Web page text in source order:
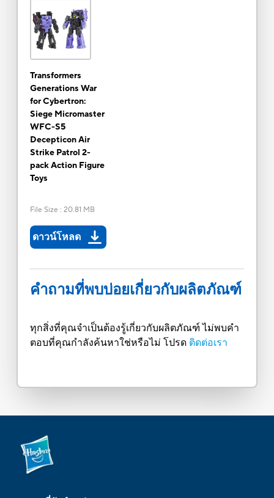
Transformers
Generations War
for Cybertron:
Siege Micromaster
WFC-S5
Decepticon Air
Strike Patrol 2-
pack Action Figure
Toys
File Size : 20.81 MB
ดาวน์โหลด
คำถามที่พบบ่อยเกี่ยวกับผลิตภัณฑ์
ทุกสิ่งที่คุณจำเป็นต้องรู้เกี่ยวกับผลิตภัณฑ์ ไม่พบคำ
ตอบที่คุณกำลังค้นหาใช่หรือไม่ โปรด ติดต่อเรา